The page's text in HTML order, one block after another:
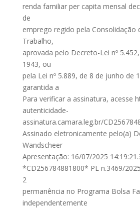
renda familiar per capita mensal
de
emprego regido pela Consolidação
Trabalho,
aprovada pelo Decreto-Lei nº
1943, ou
pela Lei nº 5.889, de 8 de junho de
garantida a
Para verificar a assinatura, acesse
autenticidade-
assinatura.camara.leg.br/
Assinado eletronicamente pelo(a)
Wandscheer
Apresentação: 16/07/2025
*CD256784881800* PL n.3469/2025
2
permanência no Programa Bolsa
independentemente